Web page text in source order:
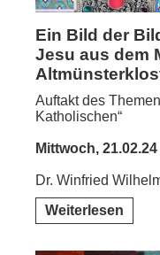
Ein Bild der
Jesu aus dem
Auftakt des
Katholischen“
Mittwoch,
Dr. Winfried
Weiterlesen